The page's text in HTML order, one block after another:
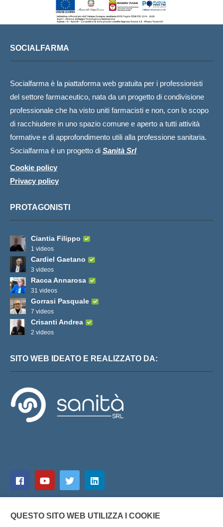
SOCIALFARMA
Socialfarma è la piattaforma web gratuita per i professionisti
del settore farmaceutico, nata da un progetto di condivisione
professionale che ha visto uniti farmacisti e non, con lo scopo
di racchiudere in uno spazio comune e aperto a tutti attività
formative e di approfondimento utili alla professione sanitaria.
Socialfarma è un progetto di Sanità Srl
Cookie policy
Privacy policy
PROTAGONISTI
Ciantia Filippo
1 videos
Cardiel Gaetano
3 videos
Racca Annarosa
31 videos
Gorrasi Pasquale
7 videos
Crisanti Andrea
2 videos
SITO WEB IDEATO E REALIZZATO DA:
QUESTO SITO WEB UTILIZZA I COOKIE